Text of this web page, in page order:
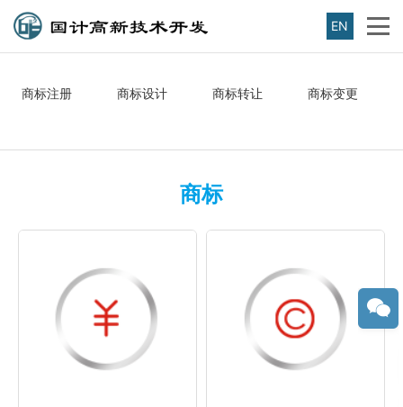
EN
商标注册 商标设计 商标转让 商标变更
商标